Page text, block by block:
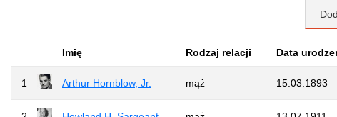
Imię Rodzaj relacji Data
1 Arthur Hornblow, Jr. mąż 15.03.1893